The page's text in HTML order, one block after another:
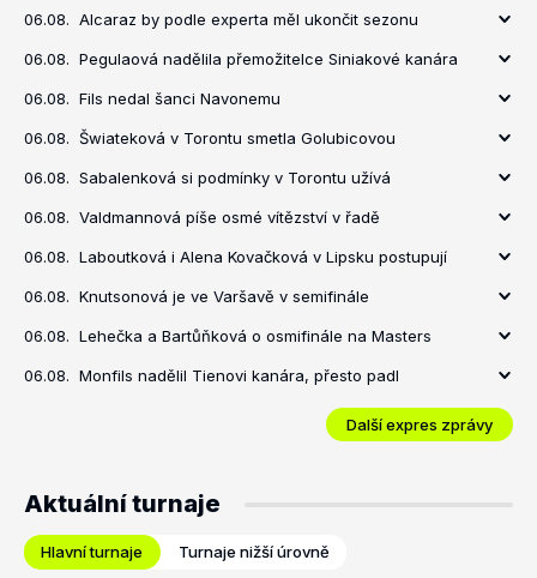
06.08. Alcaraz by podle experta měl ukončit sezonu
06.08. Pegulaová nadělila přemožitelce Siniakové kanára
06.08. Fils nedal šanci Navonemu
06.08. Šwiateková v Torontu smetla Golubicovou
06.08. Sabalenková si podmínky v Torontu užívá
06.08. Valdmannová píše osmé vítězství v řadě
06.08. Laboutková i Alena Kovačková v Lipsku postupují
06.08. Knutsonová je ve Varšavě v semifinále
06.08. Lehečka a Bartůňková o osmifinále na Masters
06.08. Monfils nadělil Tienovi kanára, přesto padl
Další expres zprávy
Aktuální turnaje
Hlavní turnaje Turnaje nižší úrovně